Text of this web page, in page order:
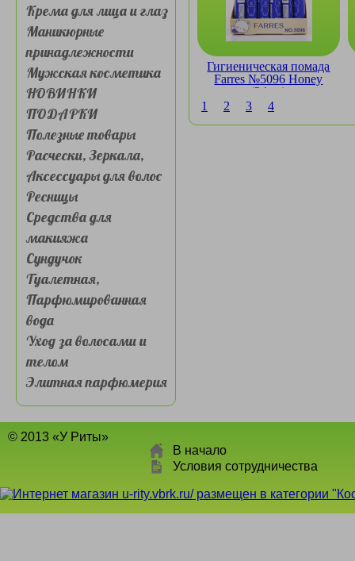
Крема для лица и глаз
Маникюрные
принадлежности
Мужская косметика
НОВИНКИ
ПОДАРКИ
Полезные товары
Расчески, Зеркала,
Аксессуары для волос
Ресницы
Средства для
макияжа
Сундучок
Туалетная,
Парфюмированная
вода
Уход за волосами и
телом
Элитная парфюмерия
Гигиеническая помада
Farres №5096 Honey
(24шт)
1
2 3 4
© 2013 «У Риты»
В начало
Условия сотрудничества